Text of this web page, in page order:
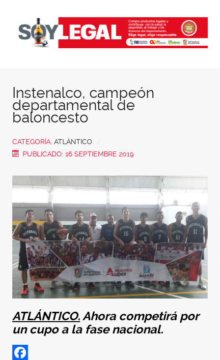
Instenalco, campeón
departamental de
baloncesto
CATEGORÍA: ATLÁNTICO
PUBLICADO: 16 SEPTIEMBRE 2019
ATLÁNTICO.Ahora competirá por
un cupo a la fase nacional.